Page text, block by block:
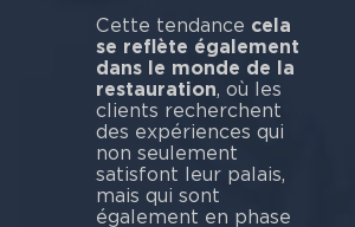
Cette tendance cela
se reflète également
dans le monde de la
restauration, où les
clients recherchent
des expériences qui
non seulement
satisfont leur palais,
mais qui sont
également en phase